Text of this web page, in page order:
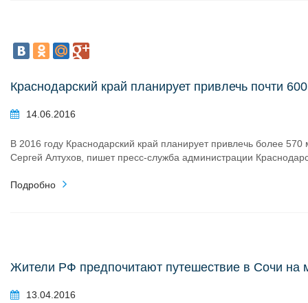
Краснодарский край планирует привлечь почти
14.06.2016
В 2016 году Краснодарский край планирует привлечь более
Сергей Алтухов, пишет пресс-служба администрации
Подробно
Жители РФ предпочитают путешествие в Сочи на
13.04.2016